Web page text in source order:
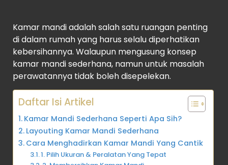
Kamar mandi adalah salah satu ruangan penting
di dalam rumah yang harus selalu diperhatikan
kebersihannya. Walaupun mengusung konsep
kamar mandi sederhana, namun untuk masalah
perawatannya tidak boleh disepelekan.
Daftar Isi Artikel
Kamar Mandi Sederhana Seperti Apa Sih?
Layouting Kamar Mandi Sederhana
Cara Menghadirkan Kamar Mandi Yang Cantik
1. Pilih Ukuran & Peralatan Yang Tepat